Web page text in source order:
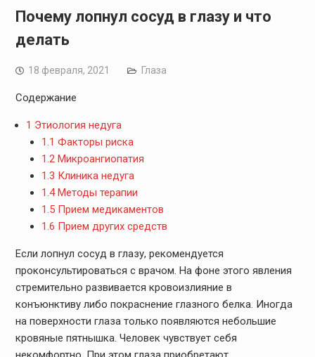
Почему лопнул сосуд в глазу и что
делать
18 февраля, 2021 Глаза
Содержание
1 Этиология недуга
1.1 Факторы риска
1.2 Микроангиопатия
1.3 Клиника недуга
1.4Методы терапии
1.5 Прием медикаментов
1.6 Прием других средств
Если лопнул сосуд в глазу, рекомендуется
проконсультироваться с врачом. На фоне этого явления
стремительно развивается кровоизлияние в
конъюнктиву либо покраснение глазного белка. Иногда
на поверхности глаза только появляются небольшие
кровяные пятнышка. Человек чувствует себя